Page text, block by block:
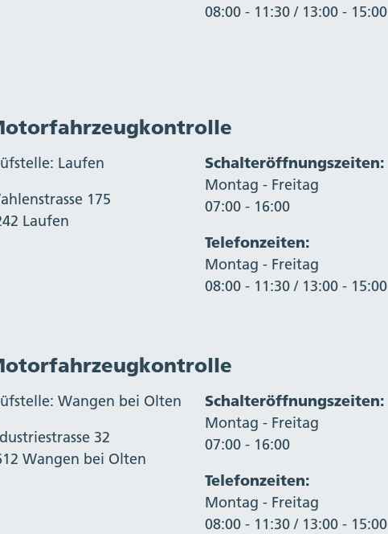
08:00 - 11:30 / 13:00 - 15:00
Laufen
175
Laufen
Schalteröffnungszeiten:
Montag - Freitag
07:00 - 16:00
Telefonzeiten:
Montag - Freitag
08:00 - 11:30 / 13:00 - 15:00
Wangen bei Olten
32
Wangen bei Olten
Schalteröffnungszeiten:
Montag - Freitag
07:00 - 16:00
Telefonzeiten:
Montag - Freitag
08:00 - 11:30 / 13:00 - 15:00